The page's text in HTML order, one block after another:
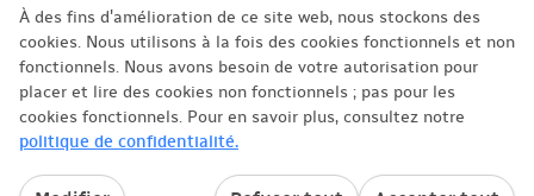
Politique de confidentialitéPolitique de gestion des avis
© 2026 minimax. Made with ♡ by Think Tomorrow
À des fins d'amélioration de ce site web, nous stockons des
cookies. Nous utilisons à la fois des cookies fonctionnels et non
fonctionnels. Nous avons besoin de votre autorisation pour
placer et lire des cookies non fonctionnels ; pas pour les
cookies fonctionnels. Pour en savoir plus, consultez notre
politique de confidentialité.